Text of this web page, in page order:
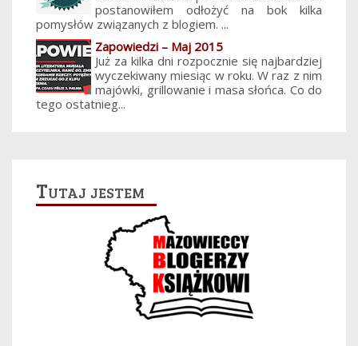
postanowiłem odłożyć na bok kilka
pomysłów związanych z blogiem. ...
Zapowiedzi – Maj 2015
Już za kilka dni rozpocznie się najbardziej
wyczekiwany miesiąc w roku. W raz z nim
majówki, grillowanie i masa słońca. Co do
tego ostatnieg...
Tutaj jestem